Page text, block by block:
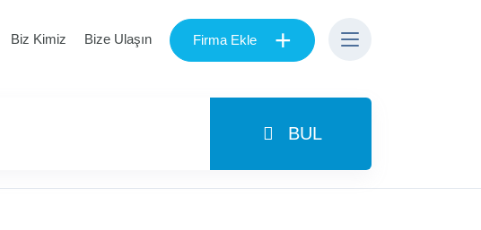
Biz Kimiz Bize Ulaşın Firma Ekle +
BUL